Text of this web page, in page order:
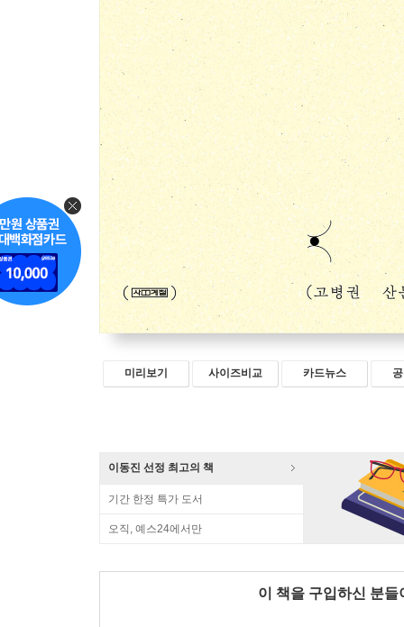
미리보기 사이즈비교 카드뉴스
이동진 선정 최고의 책
기간 한정 특가 도서
오직, 예스24에서만
이 책을 구입하신 분